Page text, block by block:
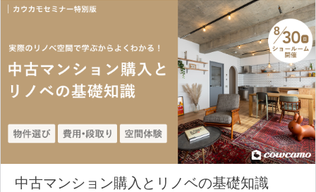
中古マンション購入とリノベの基礎知識